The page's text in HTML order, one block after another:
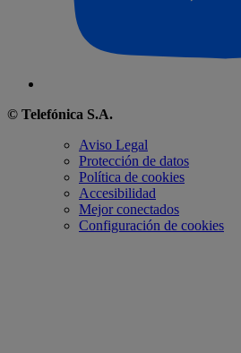
© Telefónica S.A.
Aviso Legal
Protección de datos
Política de cookies
Accesibilidad
Mejor conectados
Configuración de cookies